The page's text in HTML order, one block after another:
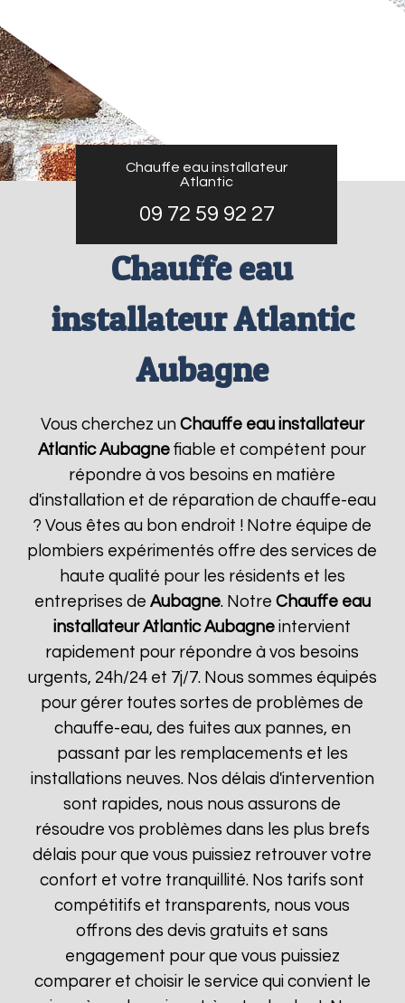
Chauffe eau installateur
Atlantic
09 72 59 92 27
Chauffe eau
installateur Atlantic
Aubagne
Vous cherchez un Chauffe eau installateur
Atlantic Aubagne fiable et compétent pour
répondre à vos besoins en matière
d'installation et de réparation de chauffe-eau
? Vous êtes au bon endroit ! Notre équipe de
plombiers expérimentés offre des services de
haute qualité pour les résidents et les
entreprises de Aubagne. Notre Chauffe eau
installateur Atlantic Aubagne intervient
rapidement pour répondre à vos besoins
urgents, 24h/24 et 7j/7. Nous sommes équipés
pour gérer toutes sortes de problèmes de
chauffe-eau, des fuites aux pannes, en
passant par les remplacements et les
installations neuves. Nos délais d'intervention
sont rapides, nous nous assurons de
résoudre vos problèmes dans les plus brefs
délais pour que vous puissiez retrouver votre
confort et votre tranquillité. Nos tarifs sont
compétitifs et transparents, nous vous
offrons des devis gratuits et sans
engagement pour que vous puissiez
comparer et choisir le service qui convient le